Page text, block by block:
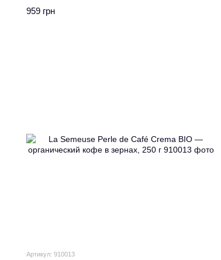
959 грн
Артикул: 910013